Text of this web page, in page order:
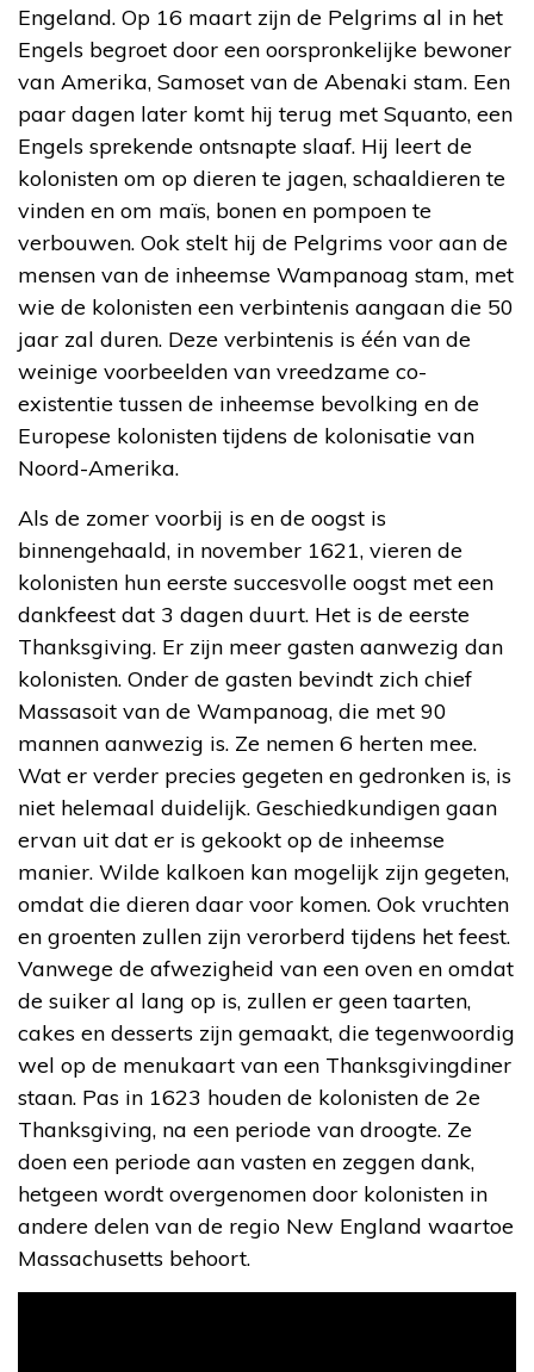
Engeland. Op 16 maart zijn de Pelgrims al in het
Engels begroet door een oorspronkelijke bewoner
van Amerika, Samoset van de Abenaki stam. Een
paar dagen later komt hij terug met Squanto, een
Engels sprekende ontsnapte slaaf. Hij leert de
kolonisten om op dieren te jagen, schaaldieren te
vinden en om maïs, bonen en pompoen te
verbouwen. Ook stelt hij de Pelgrims voor aan de
mensen van de inheemse Wampanoag stam, met
wie de kolonisten een verbintenis aangaan die 50
jaar zal duren. Deze verbintenis is één van de
weinige voorbeelden van vreedzame co-
existentie tussen de inheemse bevolking en de
Europese kolonisten tijdens de kolonisatie van
Noord-Amerika.
Als de zomer voorbij is en de oogst is
binnengehaald, in november 1621, vieren de
kolonisten hun eerste succesvolle oogst met een
dankfeest dat 3 dagen duurt. Het is de eerste
Thanksgiving. Er zijn meer gasten aanwezig dan
kolonisten. Onder de gasten bevindt zich chief
Massasoit van de Wampanoag, die met 90
mannen aanwezig is. Ze nemen 6 herten mee.
Wat er verder precies gegeten en gedronken is, is
niet helemaal duidelijk. Geschiedkundigen gaan
ervan uit dat er is gekookt op de inheemse
manier. Wilde kalkoen kan mogelijk zijn gegeten,
omdat die dieren daar voor komen. Ook vruchten
en groenten zullen zijn verorberd tijdens het feest.
Vanwege de afwezigheid van een oven en omdat
de suiker al lang op is, zullen er geen taarten,
cakes en desserts zijn gemaakt, die tegenwoordig
wel op de menukaart van een Thanksgivingdiner
staan. Pas in 1623 houden de kolonisten de 2e
Thanksgiving, na een periode van droogte. Ze
doen een periode aan vasten en zeggen dank,
hetgeen wordt overgenomen door kolonisten in
andere delen van de regio New England waartoe
Massachusetts behoort.